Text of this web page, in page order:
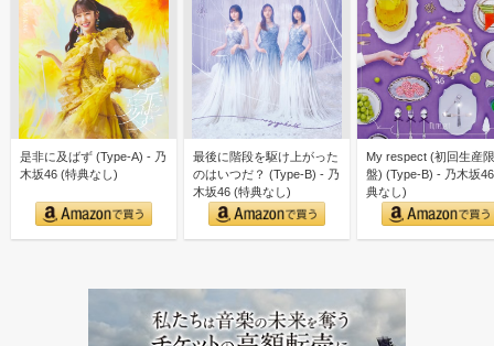
是非に及ばず (Type-A) - 乃
木坂46 (特典なし)
最後に階段を駆け上がった
のはいつだ？ (Type-B) - 乃
木坂46 (特典なし)
My respect (初回生産
盤) (Type-B) - 乃木坂
典なし)